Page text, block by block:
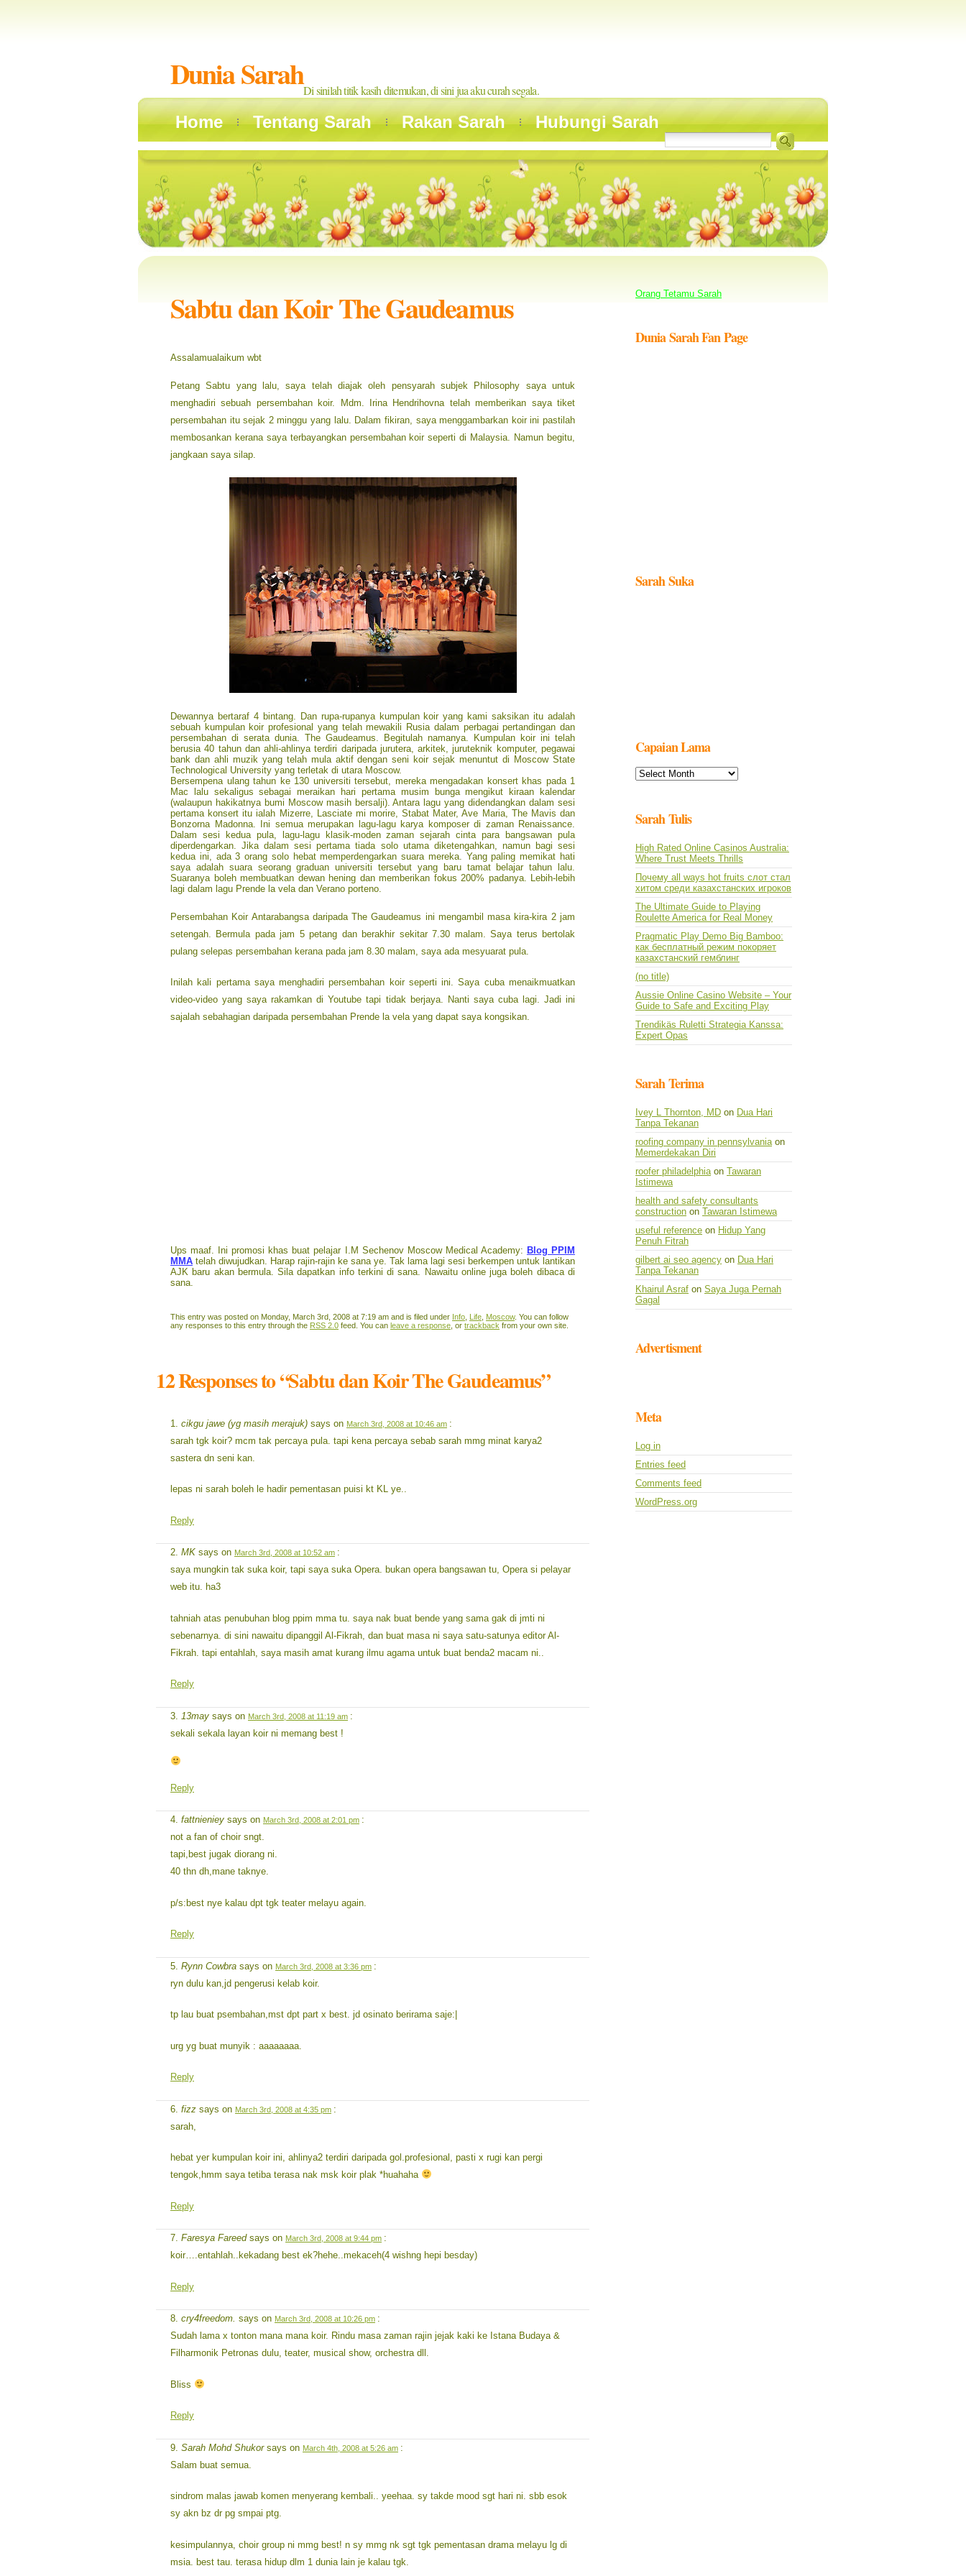
Dunia SarahDi sinilah titik kasih ditemukan, di sini jua aku curah segala.
Home Tentang Sarah Rakan Sarah Hubungi Sarah
Sabtu dan Koir The Gaudeamus
Assalamualaikum wbt
Petang Sabtu yang lalu, saya telah diajak oleh pensyarah subjek Philosophy saya untuk
menghadiri sebuah persembahan koir. Mdm. Irina Hendrihovna telah memberikan saya tiket
persembahan itu sejak 2 minggu yang lalu. Dalam fikiran, saya menggambarkan koir ini pastilah
membosankan kerana saya terbayangkan persembahan koir seperti di Malaysia. Namun begitu,
jangkaan saya silap.
Dewannya bertaraf 4 bintang. Dan rupa-rupanya kumpulan koir yang kami saksikan itu adalah
sebuah kumpulan koir profesional yang telah mewakili Rusia dalam perbagai pertandingan dan
persembahan di serata dunia. The Gaudeamus. Begitulah namanya. Kumpulan koir ini telah
berusia 40 tahun dan ahli-ahlinya terdiri daripada jurutera, arkitek, juruteknik komputer, pegawai
bank dan ahli muzik yang telah mula aktif dengan seni koir sejak menuntut di Moscow State
Technological University yang terletak di utara Moscow.
Bersempena ulang tahun ke 130 universiti tersebut, mereka mengadakan konsert khas pada 1
Mac lalu sekaligus sebagai meraikan hari pertama musim bunga mengikut kiraan kalendar
(walaupun hakikatnya bumi Moscow masih bersalji). Antara lagu yang didendangkan dalam sesi
pertama konsert itu ialah Mizerre, Lasciate mi morire, Stabat Mater, Ave Maria, The Mavis dan
Bonzorna Madonna. Ini semua merupakan lagu-lagu karya komposer di zaman Renaissance.
Dalam sesi kedua pula, lagu-lagu klasik-moden zaman sejarah cinta para bangsawan pula
diperdengarkan. Jika dalam sesi pertama tiada solo utama diketengahkan, namun bagi sesi
kedua ini, ada 3 orang solo hebat memperdengarkan suara mereka. Yang paling memikat hati
saya adalah suara seorang graduan universiti tersebut yang baru tamat belajar tahun lalu.
Suaranya boleh membuatkan dewan hening dan memberikan fokus 200% padanya. Lebih-lebih
lagi dalam lagu Prende la vela dan Verano porteno.
Persembahan Koir Antarabangsa daripada The Gaudeamus ini mengambil masa kira-kira 2 jam
setengah. Bermula pada jam 5 petang dan berakhir sekitar 7.30 malam. Saya terus bertolak
pulang selepas persembahan kerana pada jam 8.30 malam, saya ada mesyuarat pula.
Inilah kali pertama saya menghadiri persembahan koir seperti ini. Saya cuba menaikmuatkan
video-video yang saya rakamkan di Youtube tapi tidak berjaya. Nanti saya cuba lagi. Jadi ini
sajalah sebahagian daripada persembahan Prende la vela yang dapat saya kongsikan.
Ups maaf. Ini promosi khas buat pelajar I.M Sechenov Moscow Medical Academy: Blog PPIM
MMA telah diwujudkan. Harap rajin-rajin ke sana ye. Tak lama lagi sesi berkempen untuk lantikan
AJK baru akan bermula. Sila dapatkan info terkini di sana. Nawaitu online juga boleh dibaca di
sana.
This entry was posted on Monday, March 3rd, 2008 at 7:19 am and is filed under Info Life Moscow. You can follow
any responses to this entry through the RSS 2.0 feed. You can leave a response , or trackback from your own site.
12 Responses to “Sabtu dan Koir The Gaudeamus”
cikgu jawe (yg masih merajuk) says on March 3rd, 2008 at 10:46 am :
sarah tgk koir? mcm tak percaya pula. tapi kena percaya sebab sarah mmg minat karya2
sastera dn seni kan.
lepas ni sarah boleh le hadir pementasan puisi kt KL ye..
Reply
MK says on March 3rd, 2008 at 10:52 am :
saya mungkin tak suka koir, tapi saya suka Opera. bukan opera bangsawan tu, Opera si pelayar
web itu. ha3
tahniah atas penubuhan blog ppim mma tu. saya nak buat bende yang sama gak di jmti ni
sebenarnya. di sini nawaitu dipanggil Al-Fikrah, dan buat masa ni saya satu-satunya editor Al-
Fikrah. tapi entahlah, saya masih amat kurang ilmu agama untuk buat benda2 macam ni..
Reply
13may says on March 3rd, 2008 at 11:19 am :
sekali sekala layan koir ni memang best !
Reply
fattnieniey says on March 3rd, 2008 at 2:01 pm :
not a fan of choir sngt.
tapi,best jugak diorang ni.
40 thn dh,mane taknye.
p/s:best nye kalau dpt tgk teater melayu again.
Reply
Rynn Cowbra says on March 3rd, 2008 at 3:36 pm :
ryn dulu kan,jd pengerusi kelab koir.
tp lau buat psembahan,mst dpt part x best. jd osinato berirama saje:|
urg yg buat munyik : aaaaaaaa.
Reply
fizz says on March 3rd, 2008 at 4:35 pm :
sarah,
hebat yer kumpulan koir ini, ahlinya2 terdiri daripada gol.profesional, pasti x rugi kan pergi
tengok,hmm saya tetiba terasa nak msk koir plak *huahaha
Reply
Faresya Fareedsays on March 3rd, 2008 at 9:44 pm :
koir….entahlah..kekadang best ek?hehe..mekaceh(4 wishng hepi besday)
Reply
cry4freedom. says on March 3rd, 2008 at 10:26 pm :
Sudah lama x tonton mana mana koir. Rindu masa zaman rajin jejak kaki ke Istana Budaya &
Filharmonik Petronas dulu, teater, musical show, orchestra dll.
Bliss
Reply
Sarah Mohd Shukorsays on March 4th, 2008 at 5:26 am :
Salam buat semua.
sindrom malas jawab komen menyerang kembali.. yeehaa. sy takde mood sgt hari ni. sbb esok
sy akn bz dr pg smpai ptg.
kesimpulannya, choir group ni mmg best! n sy mmg nk sgt tgk pementasan drama melayu lg di
msia. best tau. terasa hidup dlm 1 dunia lain je kalau tgk.
Orang Tetamu Sarah
Dunia Sarah Fan Page
Sarah Suka
Capaian Lama
Capaian
Lama
Sarah Tulis
High Rated Online Casinos Australia:
Where Trust Meets Thrills
Почему all ways hot fruits слот стал
хитом среди казахстанских игроков
The Ultimate Guide to Playing
Roulette America for Real Money
Pragmatic Play Demo Big Bamboo:
как бесплатный режим покоряет
казахстанский гемблинг
(no title)
Aussie Online Casino Website – Your
Guide to Safe and Exciting Play
Trendikäs Ruletti Strategia Kanssa:
Expert Opas
Sarah Terima
Ivey L Thornton, MD on Dua Hari
Tanpa Tekanan
roofing company in pennsylvaniaon
Memerdekakan Diri
roofer philadelphiaon Tawaran
Istimewa
health and safety consultants
construction on Tawaran Istimewa
useful reference on Hidup Yang
Penuh Fitrah
gilbert ai seo agency on Dua Hari
Tanpa Tekanan
Khairul Asraf on Saya Juga Pernah
Gagal
Advertisment
Meta
Log in
Entries feed
Comments feed
WordPress.org